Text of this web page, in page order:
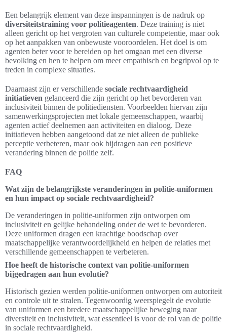
Een belangrijk element van deze inspanningen is de nadruk op
diversiteitstraining voor politieagenten. Deze training is niet
alleen gericht op het vergroten van culturele competentie, maar ook
op het aanpakken van onbewuste vooroordelen. Het doel is om
agenten beter voor te bereiden op het omgaan met een diverse
bevolking en hen te helpen om meer empathisch en begripvol op te
treden in complexe situaties.
Daarnaast zijn er verschillende sociale rechtvaardigheid
initiatieven gelanceerd die zijn gericht op het bevorderen van
inclusiviteit binnen de politiediensten. Voorbeelden hiervan zijn
samenwerkingsprojecten met lokale gemeenschappen, waarbij
agenten actief deelnemen aan activiteiten en dialoog. Deze
initiatieven hebben aangetoond dat ze niet alleen de publieke
perceptie verbeteren, maar ook bijdragen aan een positieve
verandering binnen de politie zelf.
FAQ
Wat zijn de belangrijkste veranderingen in politie-uniformen
en hun impact op sociale rechtvaardigheid?
De veranderingen in politie-uniformen zijn ontworpen om
inclusiviteit en gelijke behandeling onder de wet te bevorderen.
Deze uniformen dragen een krachtige boodschap over
maatschappelijke verantwoordelijkheid en helpen de relaties met
verschillende gemeenschappen te verbeteren.
Hoe heeft de historische context van politie-uniformen
bijgedragen aan hun evolutie?
Historisch gezien werden politie-uniformen ontworpen om autoriteit
en controle uit te stralen. Tegenwoordig weerspiegelt de evolutie
van uniformen een bredere maatschappelijke beweging naar
diversiteit en inclusiviteit, wat essentieel is voor de rol van de politie
in sociale rechtvaardigheid.